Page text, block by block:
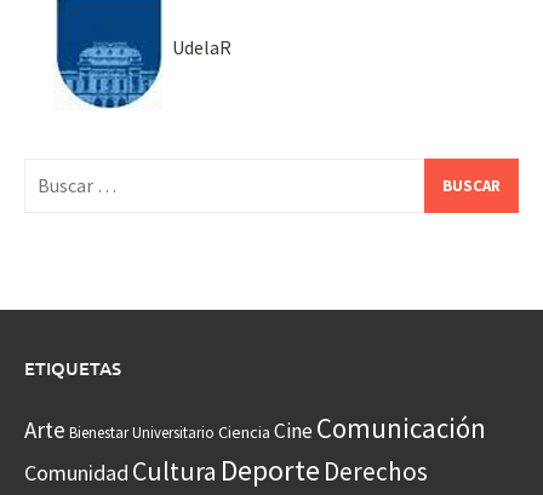
UdelaR
ETIQUETAS
Arte Bienestar Universitario Ciencia CineComunicación
Comunidad Cultura Deporte Derechos